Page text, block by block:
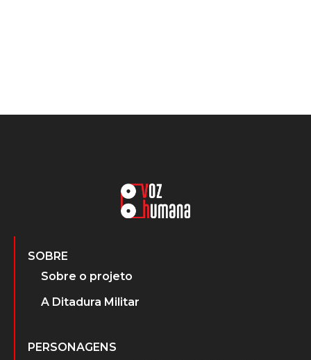
SOBRE
Sobre o projeto
A Ditadura Militar
PERSONAGENS